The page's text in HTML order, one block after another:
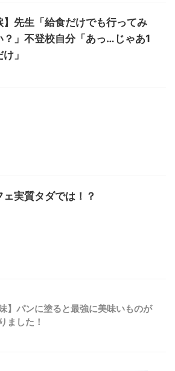
】先生「給食だけでも行ってみ
？」不登校自分「あっ…じゃあ1
」
ェ実質タダでは！？
味】パンに塗ると最強に美味いものが
ました！